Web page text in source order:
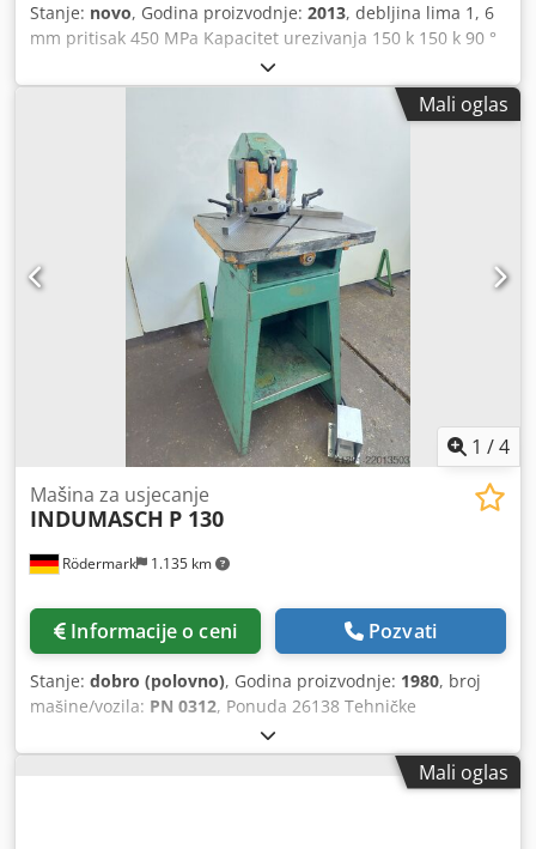
Stanje: novo, Godina proizvodnje: 2013, debljina lima 1, 6
mm pritisak 450 MPa Kapacitet urezivanja 150 k 150 k 90 °
Površina stola 650 k 500 mm Visina baze 875 mm Ugao
sečenja - gornja oštrica 4 ° Težina mašine cca. 0.075 t ručni
Ugaono Ugaono mašina sa bazom, Debljine lima: - Čelik
450MPa do 1,6 mm, - aluminijum do 2,25 mm, - Plastika do
3,0 mm, Demonstracioni uređaj Codpfst Smgxex Ah Ueha
Mali oglas
1 /4
Rödermark 1.135 km
Mašina za usjecanje
INDUMASCH P 130
Informacije o ceni Pozvati
Stanje: dobro (polovno), Godina proizvodnje: 1980, broj
mašine/vozila: PN 0312, Ponuda 26138 Tehničke
karakteristike: - Glava za sečenje pod uglom od 90°,
pneumatski upravljana - Debljina sečenja – običan čelik do
2 mm – prohrom (nerđajući čelik) do 1,5 mm – aluminijum
Mali oglas